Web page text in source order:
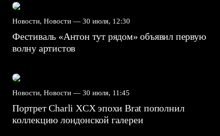
Новости, Новости — 30 июля, 12:30
Фестиваль «Антон тут рядом» объявил первую
волну артистов
Новости, Новости — 30 июля, 11:45
Портрет Charli XCX эпохи Brat пополнил
коллекцию лондонской галереи